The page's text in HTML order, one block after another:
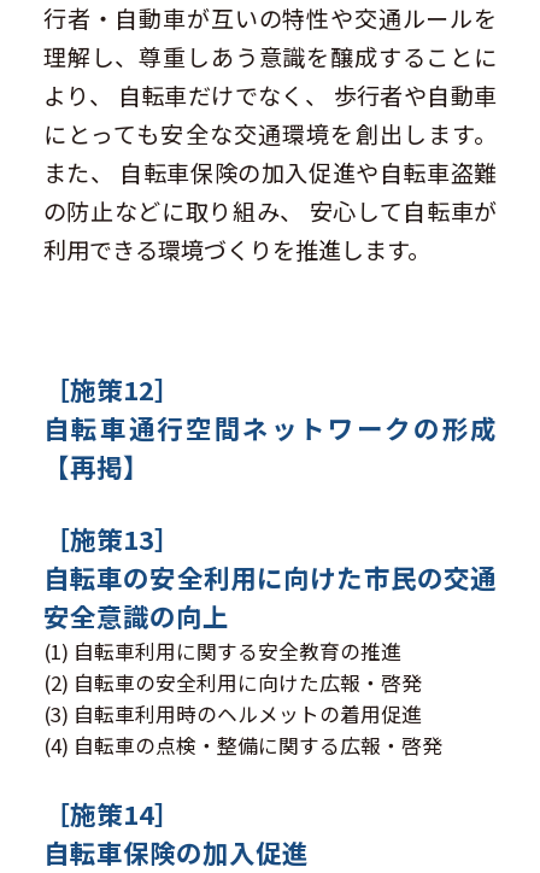
行者・自動車が互いの特性や交通ルールを
理解し、尊重しあう意識を醸成することに
より、 自転車だけでなく、 歩行者や自動車
にとっても安全な交通環境を創出します。
また、 自転車保険の加入促進や自転車盗難
の防止などに取り組み、 安心して自転車が
利用できる環境づくりを推進します。
［施策12］
自転車通行空間ネットワークの形成
【再掲】
［施策13］
自転車の安全利用に向けた市民の交通
安全意識の向上
(1) 自転車利用に関する安全教育の推進
(2) 自転車の安全利用に向けた広報・啓発
(3) 自転車利用時のヘルメットの着用促進
(4) 自転車の点検・整備に関する広報・啓発
［施策14］
自転車保険の加入促進